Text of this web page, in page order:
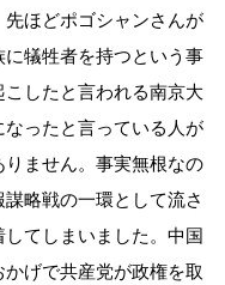
ほどポゴシャンさんが
犠牲者を持つという事
したと言われる南京大
ったと言っている人が
ません。事実無根なの
略戦の一環として流さ
てしまいました。中国
げで共産党が政権を取